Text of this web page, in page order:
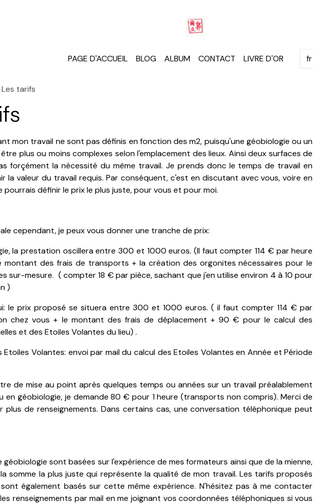
PAGE D'ACCUEIL BLOG ALBUM CONTACT LIVRE D'OR
Les tarifs
mon travail ne sont pas définis en fonction des m2, puisqu'une géobiologie ou un
plus ou moins complexes selon l'emplacement des lieux. Ainsi deux surfaces de
forçément la nécessité du même travail. Je prends donc le temps de travail en
la valeur du travail requis. Par conséquent, c'est en discutant avec vous, voire en
pourrais définir le prix le plus juste, pour vous et pour moi.
cependant, je peux vous donner une tranche de prix:
la prestation oscillera entre 300 et 1000 euros. (Il faut compter 114 € par heure
montant des frais de transports + la création des orgonites nécessaires pour le
sur-mesure. ( compter 18 € par pièce, sachant que j'en utilise environ 4 à 10 pour
)
le prix proposé se situera entre 300 et 1000 euros. ( il faut compter 114 € par
chez vous + le montant des frais de déplacement + 90 € pour le calcul des
et des Etoiles Volantes du lieu) .
Etoiles Volantes: envoi par mail du calcul des Etoiles Volantes en Année et Période
de mise au point après quelques temps ou années sur un travail préalablement
en géobiologie, je demande 80 € pour 1 heure (transports non compris). Merci de
de renseignements. Dans certains cas, une conversation téléphonique peut
sont basées sur l'expérience de mes formateurs ainsi que de la mienne,
somme la plus juste qui représente la qualité de mon travail. Les tarifs proposés
sont également basés sur cette même expérience. N'hésitez pas à me contacter
renseignements par mail en me joignant vos coordonnées téléphoniques si vous